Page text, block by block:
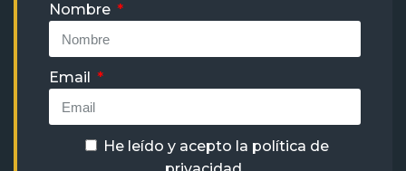
Nombre
Email
He leído y acepto la política de